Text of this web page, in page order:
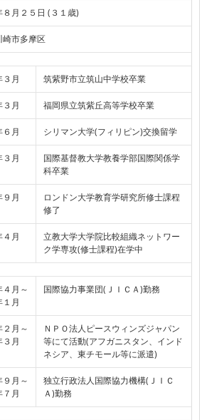
月２５日 (３１歳)
崎市多摩区
月 筑紫野市立筑山中学校卒業
月 福岡県立筑紫丘高等学校卒業
月 シリマン大学(フィリピン)交換留学
月
国際基督教大学教養学部国際関係学
科卒業
月
ロンドン大学教育学研究所修士課程
修了
月
立教大学大学院比較組織ネットワー
ク学専攻(修士課程)在学中
月～
月
国際協力事業団(ＪＩＣＡ)勤務
月～
月
ＮＰＯ法人ピースウィンズジャパン
等にて活動(アフガニスタン、インド
ネシア、東チモール等に派遣)
月～
月
独立行政法人国際協力機構(ＪＩＣ
Ａ)勤務